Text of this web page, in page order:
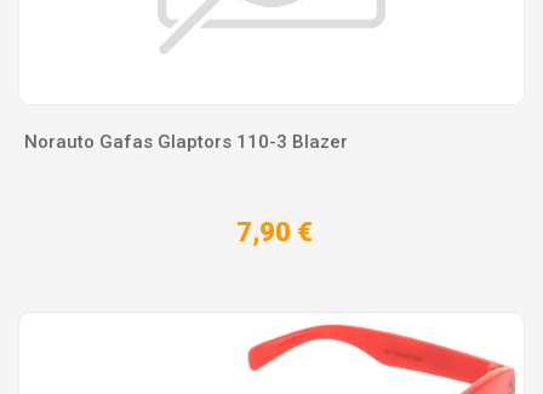
Norauto Gafas Glaptors 110-3 Blazer
7,90 €